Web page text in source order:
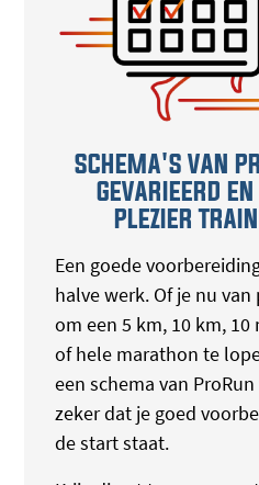
SCHEMA'S VAN
GEVARIEERD
PLEZIER
Een goede
halve werk. Of je nu
om een 5 km, 10 km, 10
of hele marathon te
een schema van
zeker dat je goed
de start staat.